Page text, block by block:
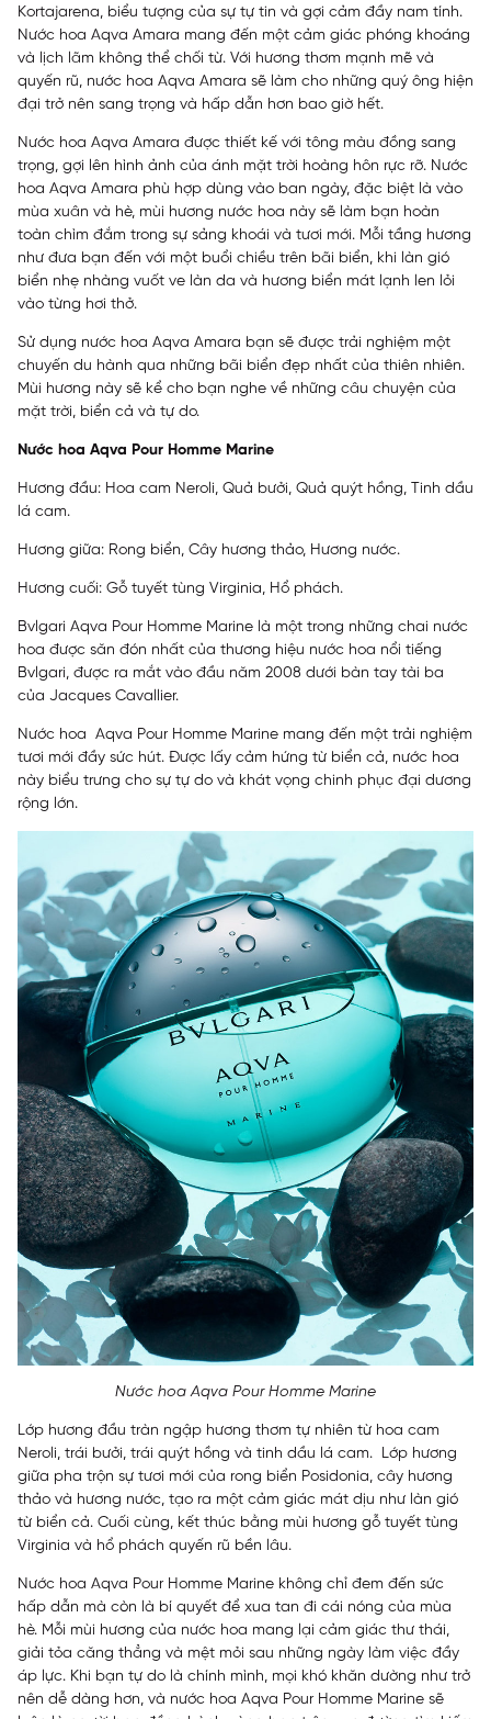
Kortajarena, biểu tượng của sự tự tin và gợi cảm đầy nam tính.
Nước hoa Aqva Amara mang đến một cảm giác phóng khoáng
và lịch lãm không thể chối từ. Với hương thơm mạnh mẽ và
quyến rũ, nước hoa Aqva Amara sẽ làm cho những quý ông hiện
đại trở nên sang trọng và hấp dẫn hơn bao giờ hết.
Nước hoa Aqva Amara được thiết kế với tông màu đồng sang
trọng, gợi lên hình ảnh của ánh mặt trời hoàng hôn rực rỡ. Nước
hoa Aqva Amara phù hợp dùng vào ban ngày, đặc biệt là vào
mùa xuân và hè, mùi hương nước hoa này sẽ làm bạn hoàn
toàn chìm đắm trong sự sảng khoái và tươi mới. Mỗi tầng hương
như đưa bạn đến với một buổi chiều trên bãi biển, khi làn gió
biển nhẹ nhàng vuốt ve làn da và hương biển mát lạnh len lỏi
vào từng hơi thở.
Sử dụng nước hoa Aqva Amara bạn sẽ được trải nghiệm một
chuyến du hành qua những bãi biển đẹp nhất của thiên nhiên.
Mùi hương này sẽ kể cho bạn nghe về những câu chuyện của
mặt trời, biển cả và tự do.
Nước hoa Aqva Pour Homme Marine
Hương đầu: Hoa cam Neroli, Quả bưởi, Quả quýt hồng, Tinh dầu
lá cam.
Hương giữa: Rong biển, Cây hương thảo, Hương nước.
Hương cuối: Gỗ tuyết tùng Virginia, Hổ phách.
Bvlgari Aqva Pour Homme Marine là một trong những chai nước
hoa được săn đón nhất của thương hiệu nước hoa nổi tiếng
Bvlgari, được ra mắt vào đầu năm 2008 dưới bàn tay tài ba
của Jacques Cavallier.
Nước hoa Aqva Pour Homme Marine mang đến một trải nghiệm
tươi mới đầy sức hút. Được lấy cảm hứng từ biển cả, nước hoa
này biểu trưng cho sự tự do và khát vọng chinh phục đại dương
rộng lớn.
Nước hoa Aqva Pour Homme Marine
Lớp hương đầu tràn ngập hương thơm tự nhiên từ hoa cam
Neroli, trái bưởi, trái quýt hồng và tinh dầu lá cam. Lớp hương
giữa pha trộn sự tươi mới của rong biển Posidonia, cây hương
thảo và hương nước, tạo ra một cảm giác mát dịu như làn gió
từ biển cả. Cuối cùng, kết thúc bằng mùi hương gỗ tuyết tùng
Virginia và hổ phách quyến rũ bền lâu.
Nước hoa Aqva Pour Homme Marine không chỉ đem đến sức
hấp dẫn mà còn là bí quyết để xua tan đi cái nóng của mùa
hè. Mỗi mùi hương của nước hoa mang lại cảm giác thư thái,
giải tỏa căng thẳng và mệt mỏi sau những ngày làm việc đầy
áp lực. Khi bạn tự do là chính mình, mọi khó khăn dường như trở
nên dễ dàng hơn, và nước hoa Aqva Pour Homme Marine sẽ